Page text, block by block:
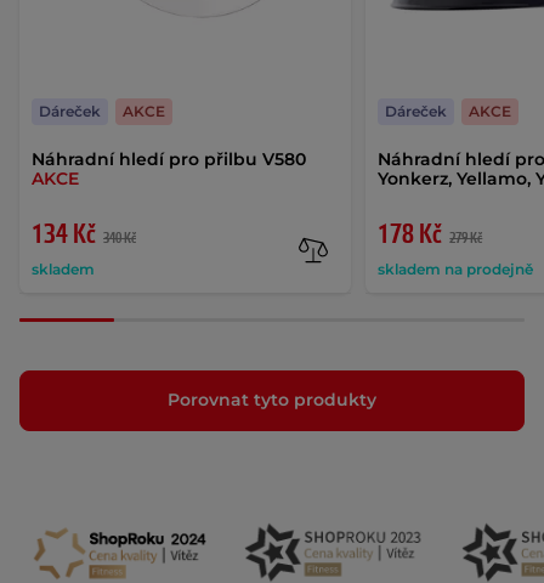
Náhradní hledí pro přilbu V580
AKCE
134 Kč 340 Kč
skladem
Dáreček AKCE
Náhradní hledí
Yonkerz, Yellamo,
178 Kč 279 Kč
skladem na prodejně
Dáreček AKCE
Porovnat tyto produkty